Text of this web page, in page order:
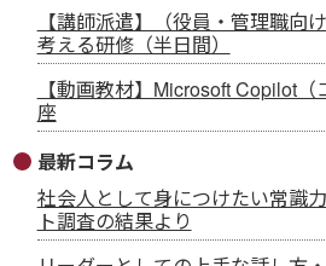
【講師派遣】（役員・管理職向
考える研修（半日間）
【動画教材】Microsoft Copilot
座
最新コラム
社会人として身につけたい常識
ト調査の結果より